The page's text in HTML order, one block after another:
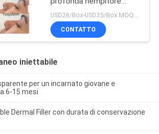
cutaneo del riempitore
2ml per Nose Up
CONTATTO
iniettabile
per un incarnato giovane e
6-15 mesi
Dermal Filler con durata di conservazione